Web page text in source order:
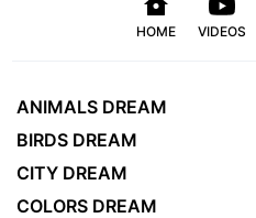
HOME VIDEOS
ANIMALS DREAM
BIRDS DREAM
CITY DREAM
COLORS DREAM